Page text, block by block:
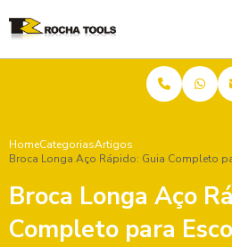
HomeCategoriasArtigos
Broca Longa Aço Rápido: Guia Completo
Broca Longa Aço
Completo para